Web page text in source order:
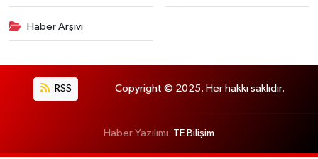
Haber Arşivi
RSS Copyright © 2025. Her hakkı saklıdır.
Haber Yazılımı: TE Bilişim